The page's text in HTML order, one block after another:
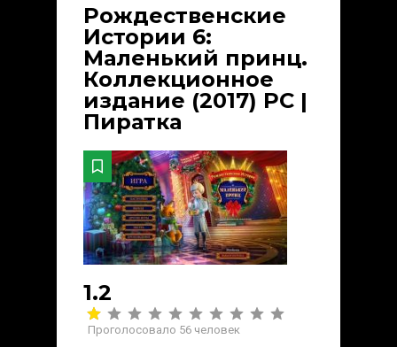
Рождественские
Истории 6:
Маленький принц.
Коллекционное
издание (2017) PC |
Пиратка
1.2
Проголосовало 56 человек